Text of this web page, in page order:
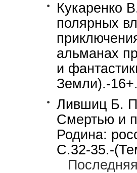
Кукаренко
полярных
альманах
и
Земли).-
Лившиц Б.
Смертью и
Родина:
С.32-35.-